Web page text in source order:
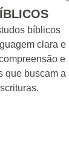
bíblicos
clara e
e
que buscam a